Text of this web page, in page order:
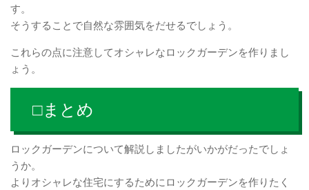
す。
そうすることで自然な雰囲気をだせるでしょう。
これらの点に注意してオシャレなロックガーデンを作りまし
ょう。
□まとめ
ロックガーデンについて解説しましたがいかがだったでしょ
うか。
よりオシャレな住宅にするためにロックガーデンを作りたく